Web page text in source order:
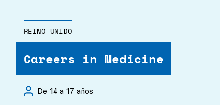
REINO UNIDO
Careers in Medicine
De 14 a 17 años